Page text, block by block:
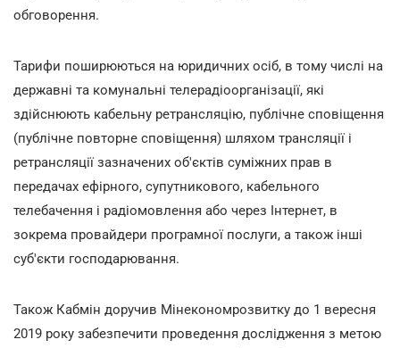
обговорення.
Тарифи поширюються на юридичних осіб, в тому числі на
державні та комунальні телерадіоорганізації, які
здійснюють кабельну ретрансляцію, публічне сповіщення
(публічне повторне сповіщення) шляхом трансляції і
ретрансляції зазначених об'єктів суміжних прав в
передачах ефірного, супутникового, кабельного
телебачення і радіомовлення або через Інтернет, в
зокрема провайдери програмної послуги, а також інші
суб'єкти господарювання.
Також Кабмін доручив Мінекономрозвитку до 1 вересня
2019 року забезпечити проведення дослідження з метою